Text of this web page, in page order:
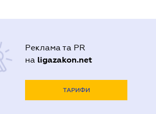
Реклама та PR
на ligazakon.net
ТАРИФИ